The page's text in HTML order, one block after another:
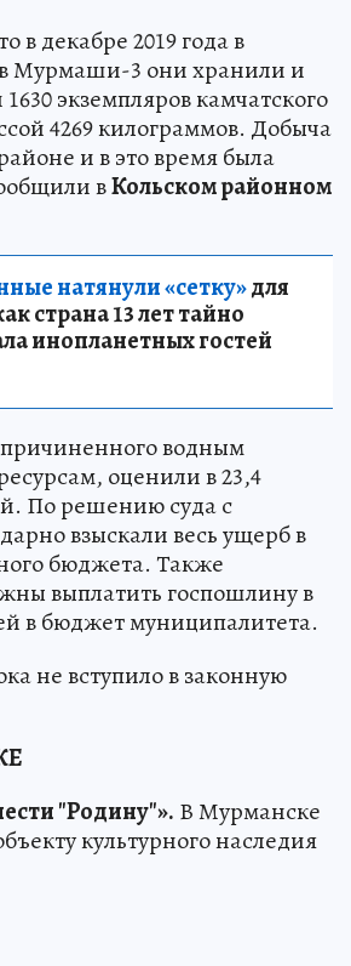
в декабре 2019 года в
Мурмаши-3 они хранили и
экземпляров камчатского
4269 килограммов. Добыча
и в это время была
вКольском районном
натянули «сетку»для
страна 13 лет тайно
инопланетных гостей
водным
оценили в 23,4
По решению суда с
взыскали весь ущерб в
бюджета. Также
выплатить госпошлину в
в бюджет муниципалитета.
не вступило в законную
"Родину"». В Мурманске
культурного наследия